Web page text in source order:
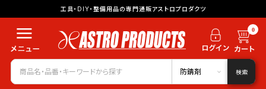
工具・DIY・整備用品の専門通販アストロプロダクツ
0
防錆剤 検索